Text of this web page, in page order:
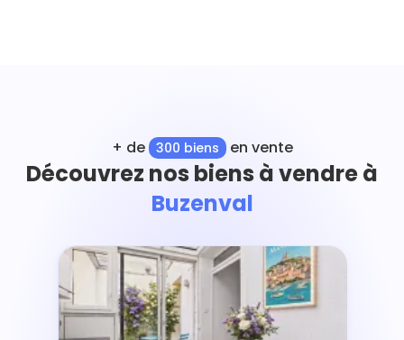
+ de 300 biens en vente
Découvrez nos biens à vendre à
Buzenval